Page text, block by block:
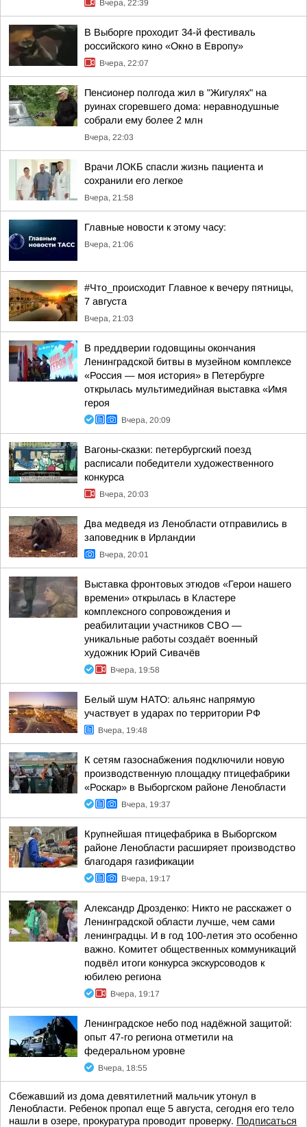
Вчера, 22:39
В Выборге проходит 34-й фестиваль
российского кино «Окно в Европу»
Вчера, 22:07
Пенсионер полгода жил в "Жигулях" на
руинах сгоревшего дома: неравнодушные
собрали ему более 2 млн
Вчера, 22:03
Врачи ЛОКБ спасли жизнь пациента и
сохранили его легкое
Вчера, 21:58
Главные новости к этому часу:
Вчера, 21:06
#Что_происходит Главное к вечеру пятницы,
7 августа
Вчера, 21:03
В преддверии годовщины окончания
Ленинградской битвы в музейном комплексе
«Россия — моя история» в Петербурге
открылась мультимедийная выставка «Имя
героя
Вчера, 20:09
Вагоны-сказки: петербургский поезд
расписали победители художественного
конкурса
Вчера, 20:03
Два медведя из Ленобласти отправились в
заповедник в Ирландии
Вчера, 20:01
Выставка фронтовых этюдов «Герои нашего
времени» открылась в Кластере
комплексного сопровождения и
реабилитации участников СВО —
уникальные работы создаёт военный
художник Юрий Сивачёв
Вчера, 19:58
Белый шум НАТО: альянс напрямую
участвует в ударах по территории РФ
Вчера, 19:48
К сетям газоснабжения подключили новую
производственную площадку птицефабрики
«Роскар» в Выборгском районе Ленобласти
Вчера, 19:37
Крупнейшая птицефабрика в Выборгском
районе Ленобласти расширяет производство
благодаря газификации
Вчера, 19:17
Александр Дрозденко: Никто не расскажет о
Ленинградской области лучше, чем сами
ленинградцы. И в год 100-летия это особенно
важно. Комитет общественных коммуникаций
подвёл итоги конкурса экскурсоводов к
юбилею региона
Вчера, 19:17
Ленинградское небо под надёжной защитой:
опыт 47-го региона отметили на
федеральном уровне
Вчера, 18:55
Сбежавший из дома девятилетний мальчик утонул в
Ленобласти. Ребенок пропал еще 5 августа, сегодня его тело
нашли в озере, прокуратура проводит проверку. Подписаться